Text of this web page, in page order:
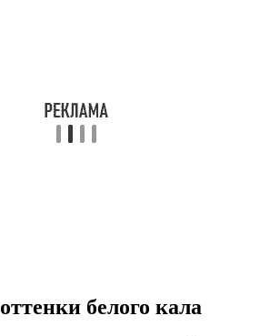
белого кала